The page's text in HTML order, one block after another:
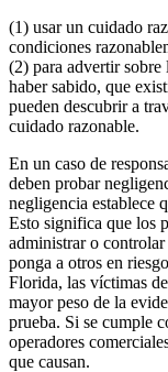
(1) usar un cuidado
condiciones
(2) para advertir sobre
haber sabido, que
pueden descubrir a
cuidado razonable.
En un caso de
deben probar
negligencia establece
Esto significa que los
administrar o controlar
ponga a otros en
Florida, las víctimas
mayor peso de la
prueba. Si se cumple
operadores
que causan.